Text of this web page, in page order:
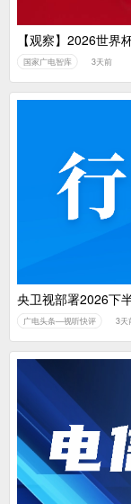
【观察】2026世界
国家广电智库 3天前
央卫视部署2026下
广电头条—视听快评 3天